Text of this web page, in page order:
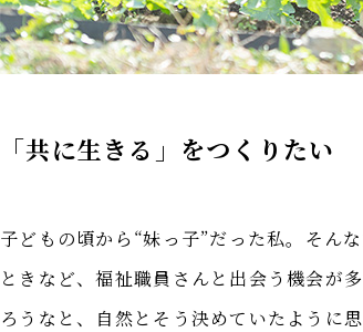
「共に生きる」をつくりたい
子どもの頃から“妹っ子”だった私。そん
ときなど、福祉職員さんと出会う機会が
ろうなと、自然とそう決めていたように